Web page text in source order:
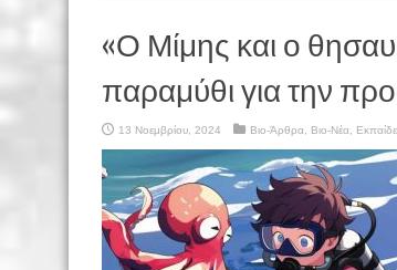
«Ο Μίμης και ο
παραμύθι για την
13 Νοεμβρίου, 2024 Βιο-Άρθρα Βιο-Νέα